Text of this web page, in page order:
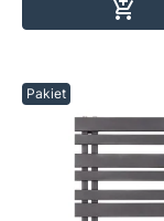

Pakiet